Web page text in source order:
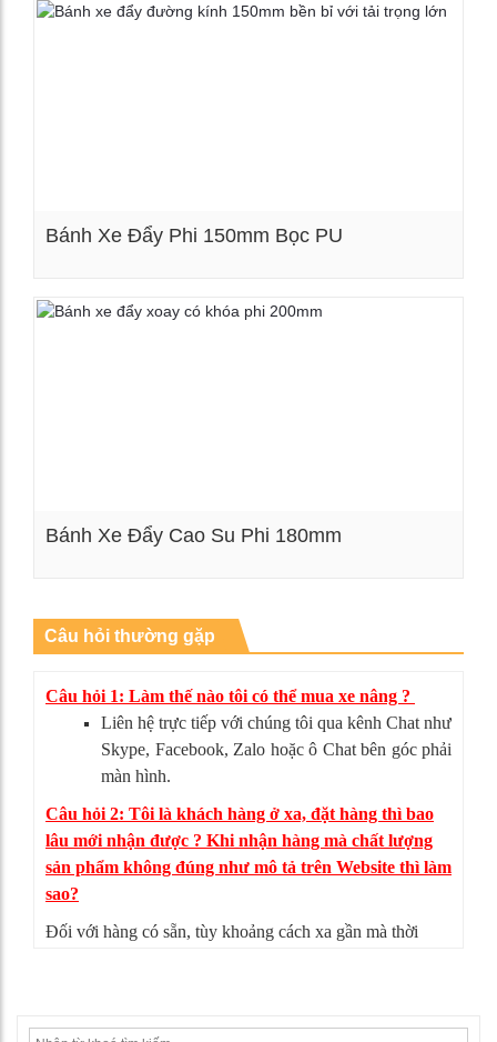
Bánh Xe Đẩy Phi 150mm Bọc PU
Bánh Xe Đẩy Cao Su Phi 180mm
Câu hỏi thường gặp
Câu hỏi 1: Làm thế nào tôi có thể mua xe nâng ?
Liên hệ trực tiếp với chúng tôi qua kênh Chat như
Skype, Facebook, Zalo hoặc ô Chat bên góc phải
màn hình.
Câu hỏi 2: Tôi là khách hàng ở xa, đặt hàng thì bao
lâu mới nhận được ? Khi nhận hàng mà chất lượng
sản phẩm không đúng như mô tả trên Website thì làm
sao?
Đối với hàng có sẵn, tùy khoảng cách xa gần mà thời